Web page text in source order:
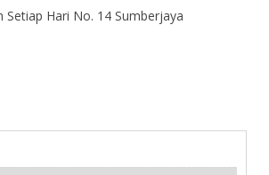
Setiap Hari No. 14 Sumberjaya